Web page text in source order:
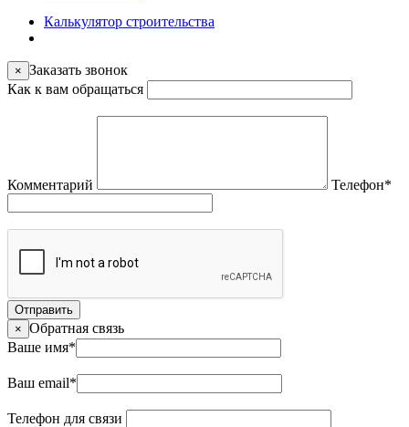
Калькулятор строительства
× Заказать звонок
Как к вам обращаться
Комментарий Телефон*
Отправить
× Обратная связь
Ваше имя*
Ваш email*
Телефон для связи